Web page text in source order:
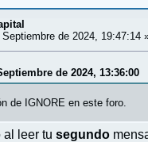
Septiembre de 2024, 19:47:14
de 2024, 13:36:00
de IGNORE en este foro.
al leer tusegundo